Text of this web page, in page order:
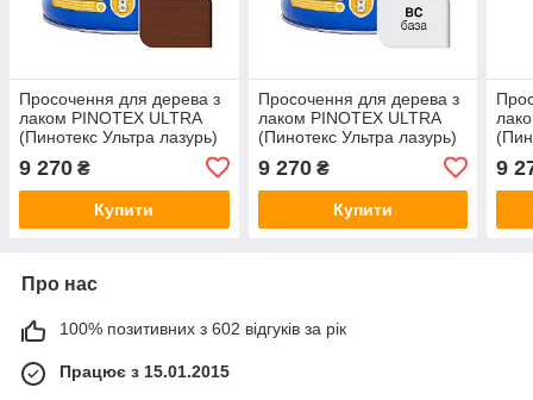
Просочення для дерева з
лаком PINOTEX ULTRA
(Пинотекс Ультра лазурь)
9 270 ₴
Купити
Просочення для дерева з
лаком PINOTEX ULTRA
(Пинотекс Ультра лазурь)
9 270₴
Купити
9
Про нас
100% позитивних з 602 відгуків за рік
Працює з 15.01.2015